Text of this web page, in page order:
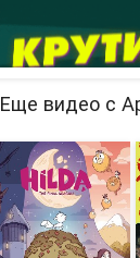
Еще видео с